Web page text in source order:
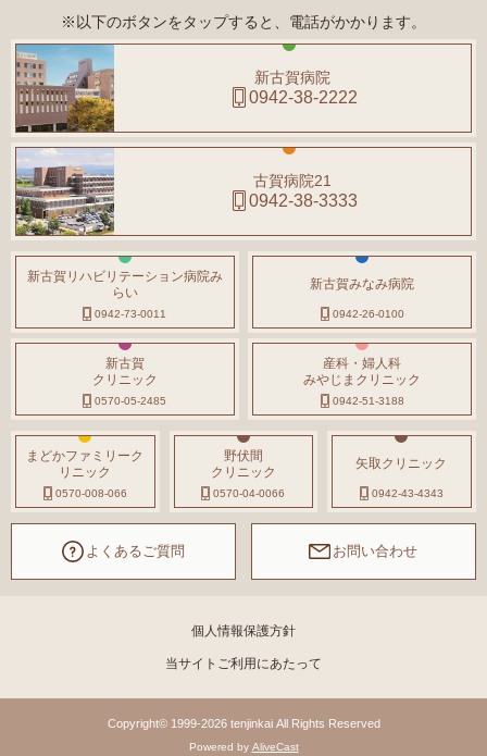
※以下のボタンをタップすると、電話がかかります。
新古賀病院
0942-38-2222
古賀病院21
0942-38-3333
新古賀リハビリテーション病院み
らい
0942-73-0011
新古賀みなみ病院
0942-26-0100
新古賀
クリニック
0570-05-2485
産科・婦人科
みやじまクリニック
0942-51-3188
まどかファミリーク
リニック
0570-008-066
野伏間
クリニック
0570-04-0066
矢取クリニック
0942-43-4343
よくあるご質問 お問い合わせ
個人情報保護方針
当サイトご利用にあたって
Copyright© 1999-2026 tenjinkai All Rights Reserved
Powered by AliveCast